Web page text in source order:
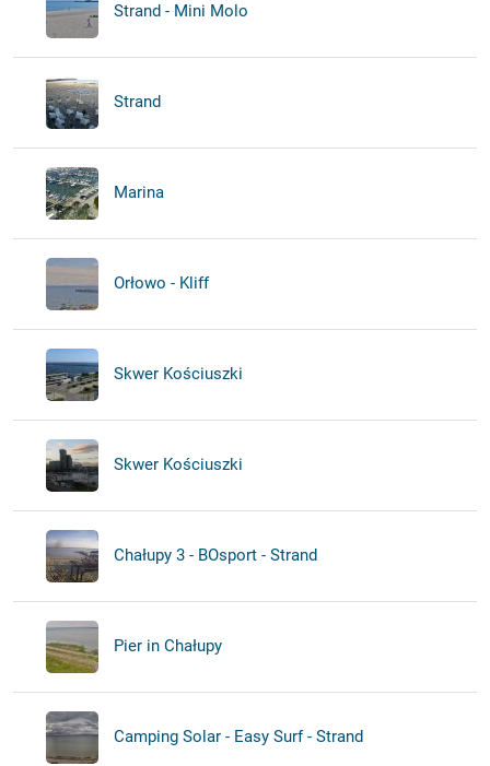
Strand - Mini Molo
Strand
Marina
Orłowo - Kliff
Skwer Kościuszki
Skwer Kościuszki
Chałupy 3 - BOsport - Strand
Pier in Chałupy
Camping Solar - Easy Surf - Strand